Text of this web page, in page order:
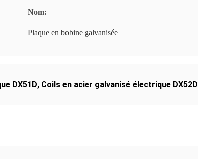
Nom:
Plaque en bobine galvanisée
DX51D, Coils en acier galvanisé électrique DX52D